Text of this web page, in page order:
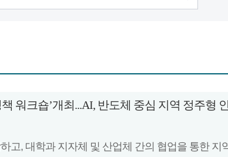
워크숍’개최...AI, 반도체 중심 지역 정주형 인
고, 대학과 지자체 및 산업체 간의 협업을 통한 지